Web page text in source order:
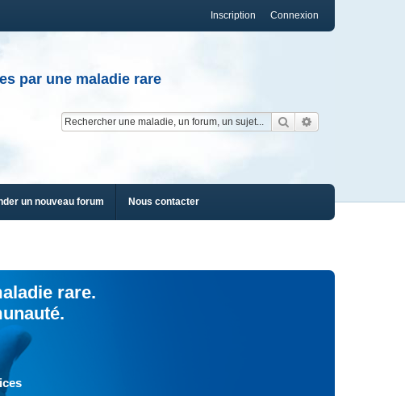
Connexion
Inscription
par une maladie rare
Rechercher
un nouveau forum Nous contacter
rare.